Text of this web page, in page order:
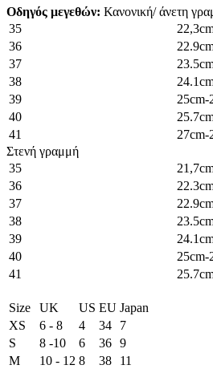
Οδηγός μεγεθών: Κανονική/ άνετη
35
36
37
38
39
25cm-
40
41
27cm-
Στενή γραμμή
35
36
37
38
39
40
25cm-
41
Size UK US EU Japan
XS
6 - 8 4 34
7
S
8 -10 6 36 9
M
10 - 12 8 38
11